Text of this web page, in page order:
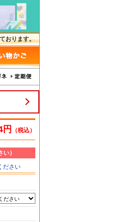
おります。
円 （税込）
）
ださい